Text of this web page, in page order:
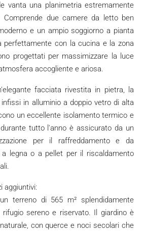
vanta una planimetria estremamente
Comprende due camere da letto ben
e un ampio soggiorno a pianta
perfettamente con la cucina e la zona
progettati per massimizzare la luce
accogliente e ariosa.
facciata rivestita in pietra, la
in alluminio a doppio vetro di alta
un eccellente isolamento termico e
tutto l'anno è assicurato da un
per il raffreddamento e da
a legna o a pellet per il riscaldamento
aggiuntivi:
terreno di 565 m² splendidamente
sereno e riservato. Il giardino è
con querce e noci secolari che